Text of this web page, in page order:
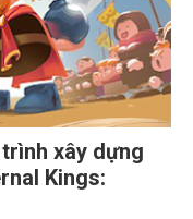
xây dựng
Kings: